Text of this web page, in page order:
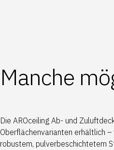
Manche
Die AROceiling Ab- und
Oberflächenvarianten erhältlich
robustem, pulverbeschichtetem